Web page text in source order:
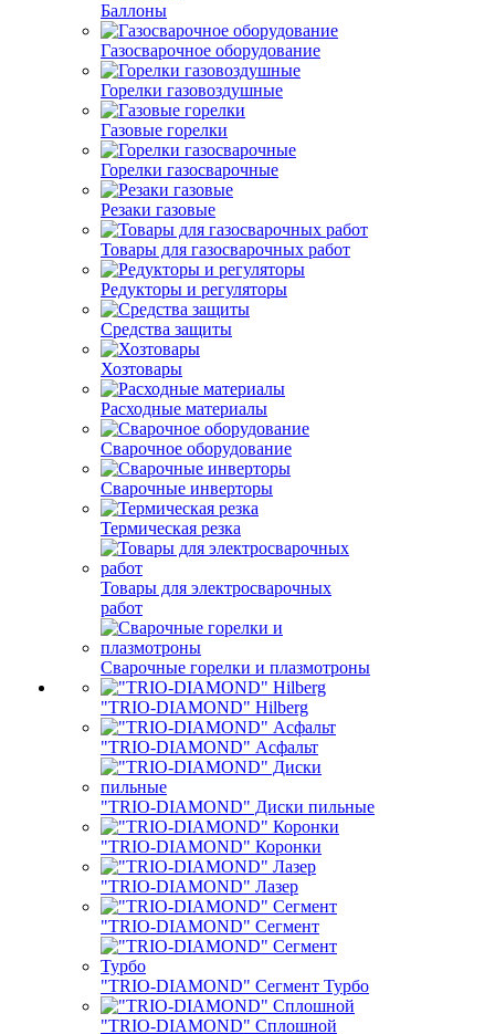
Баллоны
Газосварочное оборудование
Горелки газовоздушные
Газовые горелки
Горелки газосварочные
Резаки газовые
Товары для газосварочных работ
Редукторы и регуляторы
Средства защиты
Хозтовары
Расходные материалы
Сварочное оборудование
Сварочные инверторы
Термическая резка
Товары для электросварочных
работ
Сварочные горелки и плазмотроны
"TRIO-DIAMOND" Hilberg
"TRIO-DIAMOND" Асфальт
"TRIO-DIAMOND" Диски пильные
"TRIO-DIAMOND" Коронки
"TRIO-DIAMOND" Лазер
"TRIO-DIAMOND" Сегмент
"TRIO-DIAMOND" Сегмент Турбо
"TRIO-DIAMOND" Сплошной